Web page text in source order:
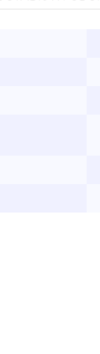
с 8:30 до
заказа